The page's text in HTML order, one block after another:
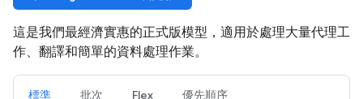
這是我們最經濟實惠的正式版模型，適用於處理大量代理工
作、翻譯和簡單的資料處理作業。
標準 批次 Flex 優先順序